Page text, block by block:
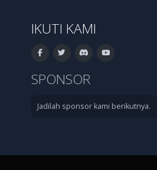
IKUTI KAMI
SPONSOR
Jadilah sponsor kami berikutnya.